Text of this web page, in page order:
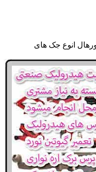
انوع جک های